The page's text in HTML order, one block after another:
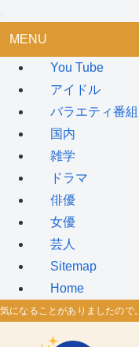
MENU
You Tube
アイドル
バラエティ番組
国内
雑学
ドラマ
俳優
女優
芸人
Sitemap
Home
気になることがありましたので。